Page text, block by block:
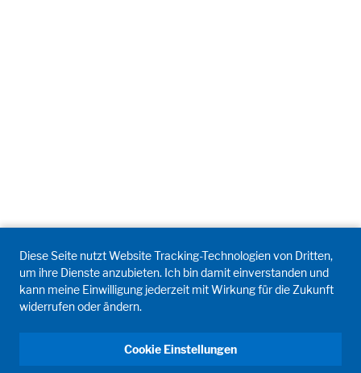
Diese Seite nutzt Website Tracking-Technologien von Dritten,
um ihre Dienste anzubieten. Ich bin damit einverstanden und
kann meine Einwilligung jederzeit mit Wirkung für die Zukunft
widerrufen oder ändern.
Cookie Einstellungen